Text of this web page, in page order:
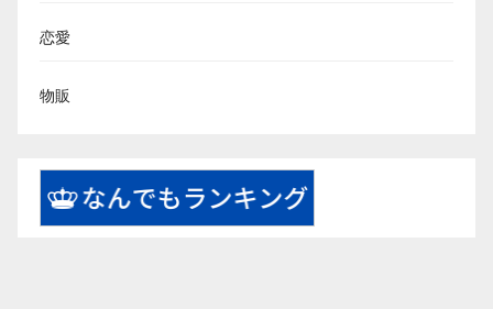
恋愛
物販